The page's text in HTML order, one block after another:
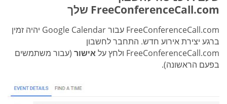
FreeConferenceCall.com שלך
FreeConferenceCall.com עבור Google Calendar יהיה זמין
ברגע יצירת אירוע חדש. התחבר לחשבון
FreeConferenceCall.com ולחץ על
אישור (עבור משתמשים
בפעם הראשונה).